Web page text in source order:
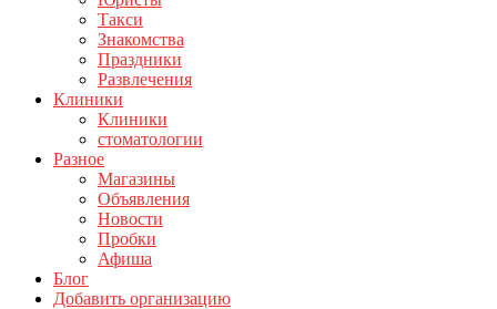
Такси
Знакомства
Праздники
Развлечения
Клиники
Клиники
стоматологии
Разное
Магазины
Объявления
Новости
Пробки
Афиша
Блог
Добавить организацию